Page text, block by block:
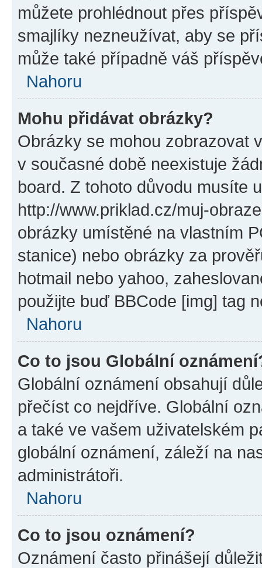
můžete prohlédnout přes
smajlíky nezneužívat, aby se
může také případně váš
Nahoru
Mohu přidávat obrázky?
Obrázky se mohou zobrazovat
v současné době neexistuje
board. Z tohoto důvodu musíte
http://www.priklad.cz/muj-
obrázky umístěné na vlastním
stanice) nebo obrázky za
hotmail nebo yahoo,
použijte buď BBCode [img] tag
Nahoru
Co to jsou Globální
Globální oznámení obsahují
přečíst co nejdříve. Globální
a také ve vašem uživatelském
globální oznámení, záleží na
administrátoři.
Nahoru
Co to jsou oznámení?
Oznámení často přinášejí